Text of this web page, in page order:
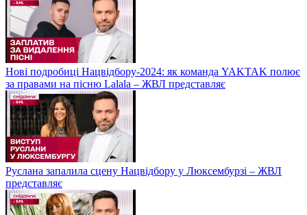
Нові подробиці Нацвідбору-2024: як команда YAKTAK полює
за правами на пісню Lalala – ЖВЛ представляє
Руслана запалила сцену Нацвідбору у Люксембурзі – ЖВЛ
представляє